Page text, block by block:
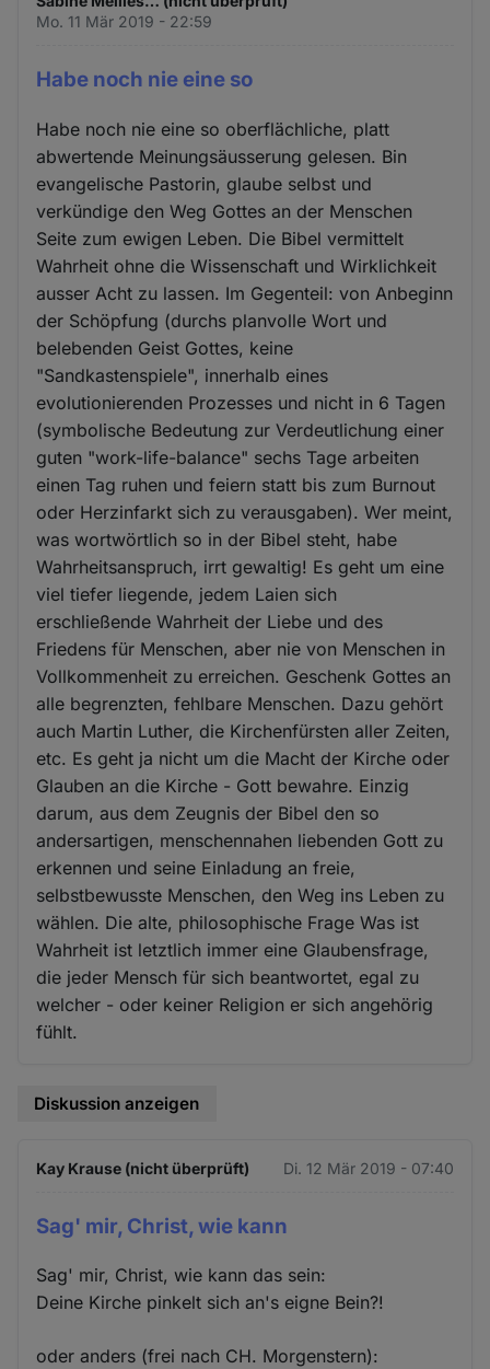
Mo. 11 Mär 2019 - 22:59
Habe noch nie eine so
Habe noch nie eine so oberflächliche, platt
abwertende Meinungsäusserung gelesen. Bin
evangelische Pastorin, glaube selbst und
verkündige den Weg Gottes an der Menschen
Seite zum ewigen Leben. Die Bibel vermittelt
Wahrheit ohne die Wissenschaft und Wirklichkeit
ausser Acht zu lassen. Im Gegenteil: von Anbeginn
der Schöpfung (durchs planvolle Wort und
belebenden Geist Gottes, keine
"Sandkastenspiele", innerhalb eines
evolutionierenden Prozesses und nicht in 6 Tagen
(symbolische Bedeutung zur Verdeutlichung einer
guten "work-life-balance" sechs Tage arbeiten
einen Tag ruhen und feiern statt bis zum Burnout
oder Herzinfarkt sich zu verausgaben). Wer meint,
was wortwörtlich so in der Bibel steht, habe
Wahrheitsanspruch, irrt gewaltig! Es geht um eine
viel tiefer liegende, jedem Laien sich
erschließende Wahrheit der Liebe und des
Friedens für Menschen, aber nie von Menschen in
Vollkommenheit zu erreichen. Geschenk Gottes an
alle begrenzten, fehlbare Menschen. Dazu gehört
auch Martin Luther, die Kirchenfürsten aller Zeiten,
etc. Es geht ja nicht um die Macht der Kirche oder
Glauben an die Kirche - Gott bewahre. Einzig
darum, aus dem Zeugnis der Bibel den so
andersartigen, menschennahen liebenden Gott zu
erkennen und seine Einladung an freie,
selbstbewusste Menschen, den Weg ins Leben zu
wählen. Die alte, philosophische Frage Was ist
Wahrheit ist letztlich immer eine Glaubensfrage,
die jeder Mensch für sich beantwortet, egal zu
welcher - oder keiner Religion er sich angehörig
fühlt.
Diskussion anzeigen
Kay Krause (nicht überprüft) Di. 12 Mär 2019 - 07:40
Sag' mir, Christ, wie kann
Sag' mir, Christ, wie kann das sein:
Deine Kirche pinkelt sich an's eigne Bein?!
oder anders (frei nach CH. Morgenstern):